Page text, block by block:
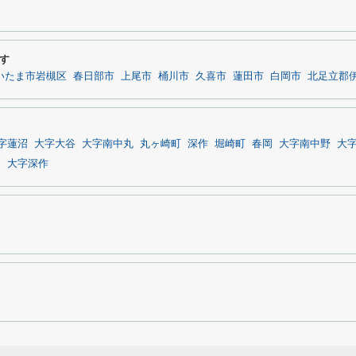
たま市岩槻区 春日部市 上尾市 桶川市 久喜市 蓮田市 白岡市 北足立郡
蓮沼 大字大谷 大字南中丸 丸ヶ崎町 深作 堀崎町 春岡 大字南中野
大
大字深作